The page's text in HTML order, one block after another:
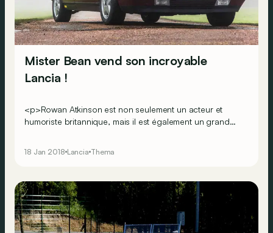
Mister Bean vend son incroyable
Lancia !
<p>Rowan Atkinson est non seulement un acteur et
humoriste britannique, mais il est également un grand
aujourd’hui, c’est d’une Lancia nettement moins banale
<br>
18 Jan 2018 Lancia Thema